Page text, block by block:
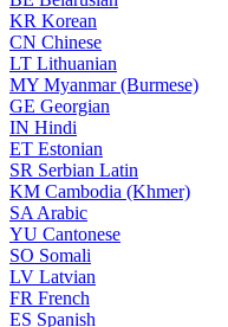
KR Korean
CN Chinese
LT Lithuanian
MY Myanmar (Burmese)
GE Georgian
IN Hindi
ET Estonian
SR Serbian Latin
KM Cambodia (Khmer)
SA Arabic
YU Cantonese
SO Somali
LV Latvian
FR French
ES Spanish